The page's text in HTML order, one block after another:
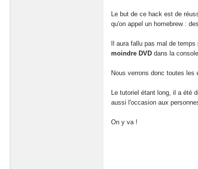
Le but de ce hack est de
qu'on appel un homebrew :
Il aura fallu pas mal de
moindre DVD dans la
Nous verrons donc toutes les
Le tutoriel étant long, il a été
aussi l'occasion aux
On y va !